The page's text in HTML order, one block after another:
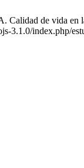
Calidad de vida
3.1.0/index.php/